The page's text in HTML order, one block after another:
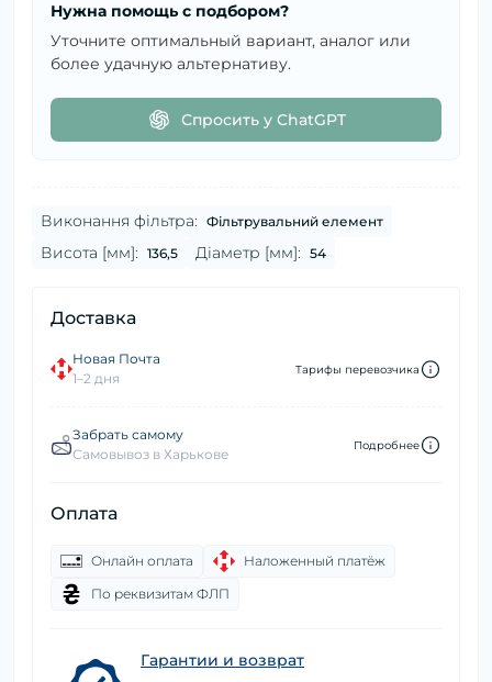
Нужна помощь с подбором?
Уточните оптимальный вариант, аналог или
более удачную альтернативу.
Спросить у ChatGPT
Виконання фільтра: Фільтрувальний елемент
Висота [мм]: 136,5 Діаметр [мм]: 54
Доставка
Новая Почта
1–2 дня
Тарифы перевозчика
Забрать самому
Самовывоз в Харькове
Подробнее
Оплата
Онлайн оплата
Наложенный платёж
По реквизитам ФЛП
Гарантии и возврат